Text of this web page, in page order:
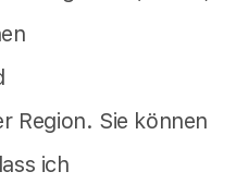
Region. Sie können
ich